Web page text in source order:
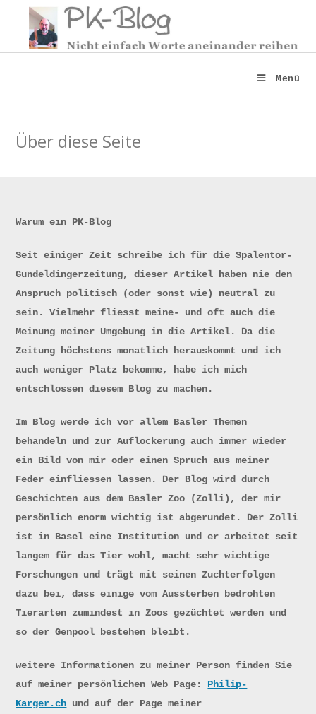
springen
Menü
Über diese Seite
Warum ein PK-Blog
Seit einiger Zeit schreibe ich für die Spalentor-
Gundeldingerzeitung, dieser Artikel haben nie den
Anspruch politisch (oder sonst wie) neutral zu
sein. Vielmehr fliesst meine- und oft auch die
Meinung meiner Umgebung in die Artikel. Da die
Zeitung höchstens monatlich herauskommt und ich
auch weniger Platz bekomme, habe ich mich
entschlossen diesem Blog zu machen.
Im Blog werde ich vor allem Basler Themen
behandeln und zur Auflockerung auch immer wieder
ein Bild von mir oder einen Spruch aus meiner
Feder einfliessen lassen. Der Blog wird durch
Geschichten aus dem Basler Zoo (Zolli), der mir
persönlich enorm wichtig ist abgerundet. Der Zolli
ist in Basel eine Institution und er arbeitet seit
langem für das Tier wohl, macht sehr wichtige
Forschungen und trägt mit seinen Zuchterfolgen
dazu bei, dass einige vom Aussterben bedrohten
Tierarten zumindest in Zoos gezüchtet werden und
so der Genpool bestehen bleibt.
weitere Informationen zu meiner Person finden Sie
auf meiner persönlichen Web Page: Philip-
Karger.ch und auf der Page meiner